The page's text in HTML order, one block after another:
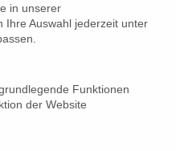
wins at British
Festival
awards at the British
the Best Director award for
in unserer
Ihre Auswahl jederzeit unter
Funktionen
der Website